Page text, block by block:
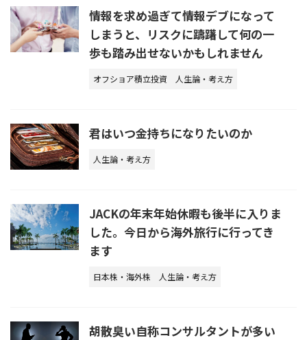
情報を求め過ぎて情報デブになって
しまうと、リスクに躊躇して何の一
歩も踏み出せないかもしれません
オフショア積立投資 人生論・考え方
君はいつ金持ちになりたいのか
人生論・考え方
JACKの年末年始休暇も後半に入りま
した。今日から海外旅行に行ってき
ます
日本株・海外株 人生論・考え方
胡散臭い自称コンサルタントが多い